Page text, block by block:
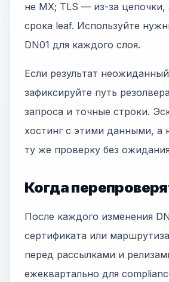
не MX; TLS — из-за цепочки,
срока leaf. Используйте
DN01 для каждого слоя.
Если результат
зафиксируйте путь
запроса и точные строки.
хостинг с этими данными, а
ту же проверку без
Когда
После каждого изменения
сертификата или
перед рассылками и
ежеквартально для